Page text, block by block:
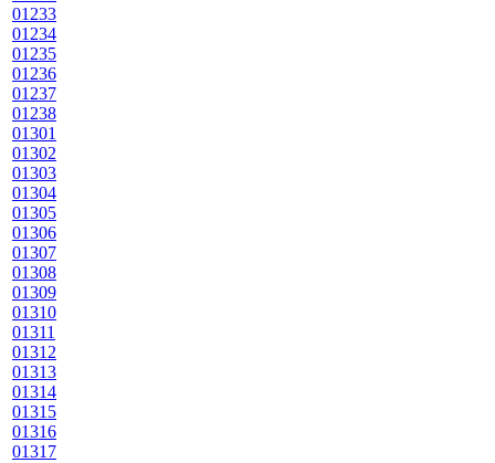
01233
01234
01235
01236
01237
01238
01301
01302
01303
01304
01305
01306
01307
01308
01309
01310
01311
01312
01313
01314
01315
01316
01317